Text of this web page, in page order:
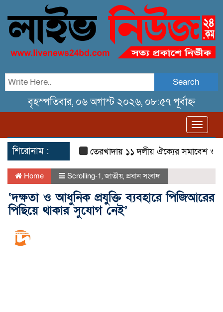
Search
বৃহস্পতিবার, ০৬ অগাস্ট ২০২৬, ০৮:৫৭ পূর্বাহ্ন
শিরোনাম : তেরখাদায় ১১ দলীয় ঐক্যের সমাবেশ ও গণ
Home Scrolling-1,জাতীয়, প্রধান সংবাদ
‘দক্ষতা ও আধুনিক প্রযুক্তি ব্যবহারে পিজিআরের
পিছিয়ে থাকার সুযোগ নেই’